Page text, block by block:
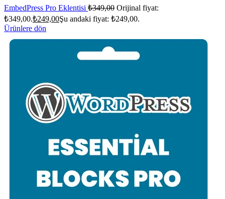
EmbedPress Pro Eklentisi ₺349,00 Orijinal fiyat:
₺349,00.₺249,00Şu andaki fiyat: ₺249,00.
Ürünlere dön